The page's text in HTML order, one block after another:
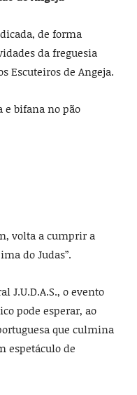
de forma
da freguesia
Escuteiros de Angeja.
e bifana no pão
volta a cumprir a
do Judas”.
J.U.D.A.S., o evento
pode esperar, ao
que culmina
espetáculo de